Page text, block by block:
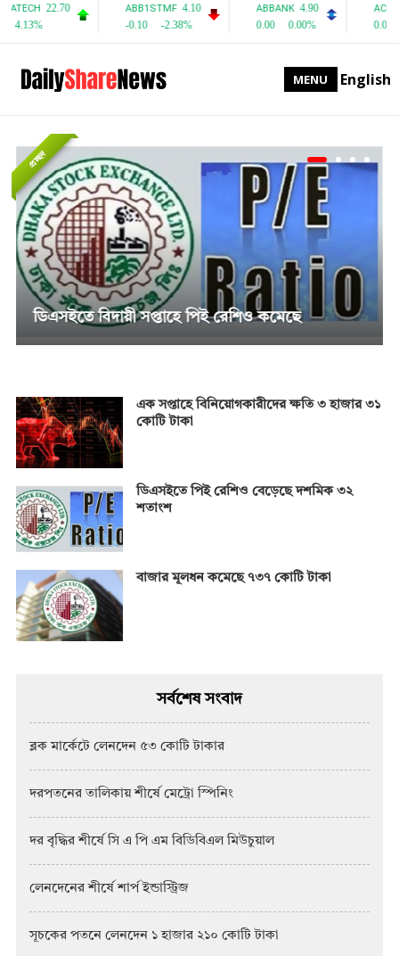
MENU English
এক সপ্তাহে বিনিয়োগকারীদের ক্ষতি ৩ হাজার ৩১
কোটি টাকা
ডিএসইতে পিই রেশিও বেড়েছে দশমিক ৩২
শতাংশ
বাজার মূলধন কমেছে ৭৩৭ কোটি টাকা
প্রচ্ছদ
সর্বশেষ সংবাদ
ব্লক মার্কেটে লেনদেন ৫৩ কোটি টাকার
দরপতনের তালিকায় শীর্ষে মেট্রো স্পিনিং
দর বৃদ্ধির শীর্ষে সি এ পি এম বিডিবিএল মিউচুয়াল
লেনদেনের শীর্ষে শার্প ইন্ডাস্ট্রিজ
সূচকের পতনে লেনদেন ১ হাজার ২১০ কোটি টাকা